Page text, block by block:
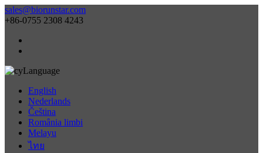
sales@biorunstar.com
+86-0755 2308 4243
Language
English
Nederlands
Čeština
România limbi
Melayu
ไทย